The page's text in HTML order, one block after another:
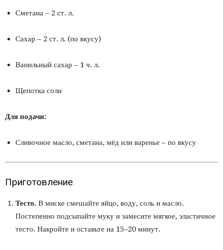
Сметана – 2 ст. л.
Сахар – 2 ст. л. (по вкусу)
Ванильный сахар – 1 ч. л.
Щепотка соли
Для подачи:
Сливочное масло, сметана, мёд или варенье – по вкусу
Приготовление
Тесто. В миске смешайте яйцо, воду, соль и масло.
Постепенно подсыпайте муку и замесите мягкое, эластичное
тесто. Накройте и оставьте на 15–20 минут.